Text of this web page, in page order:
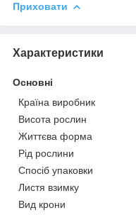
Приховати
Характеристики
Основні
Країна виробник
Висота рослин
Життєва форма
Рід рослини
Спосіб упаковки
Листя взимку
Вид крони